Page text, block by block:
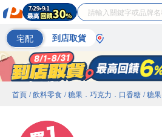
宅配 到店取貨
首頁 / 飲料零食 / 糖果．巧克力．口香糖 / 糖果